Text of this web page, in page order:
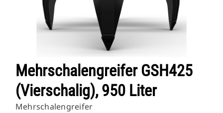
Mehrschalengreifer GSH425
(vierschalig), 950 Liter
Mehrschalengreifer